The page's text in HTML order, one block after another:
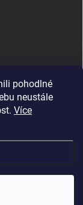
pohodlné
neustále
Více
vyhrazena.